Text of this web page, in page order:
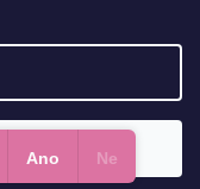
Súhlasím
práva vyhradené.
Ano Ne